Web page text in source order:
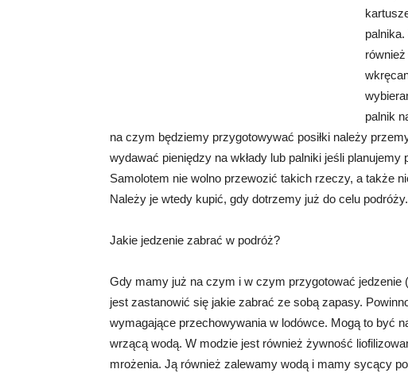
palnik
na czym będziemy przygotowywać posiłki należy
wydawać pieniędzy na wkłady lub palniki jeśli
Samolotem nie wolno przewozić takich rzeczy, a także
Należy je wtedy kupić, gdy dotrzemy już do celu podróży.
Jakie jedzenie zabrać w podróż?
Gdy mamy już na czym i w czym przygotować
jest zastanowić się jakie zabrać ze sobą zapasy.
wymagające przechowywania w lodówce. Mogą to być
wrzącą wodą. W modzie jest również żywność
mrożenia. Ją również zalewamy wodą i mamy sycący